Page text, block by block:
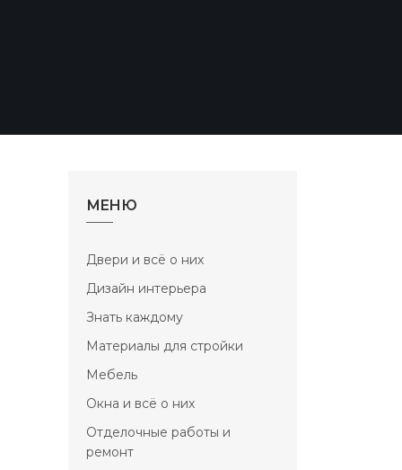
МЕНЮ
Двери и всё о них
Дизайн интерьера
Знать каждому
Материалы для стройки
Мебель
Окна и всё о них
Отделочные работы и
ремонт